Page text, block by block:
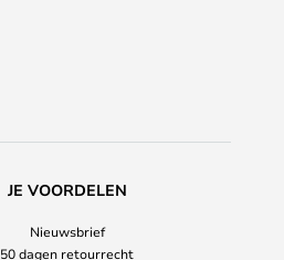
JE VOORDELEN
Nieuwsbrief
50 dagen retourrecht